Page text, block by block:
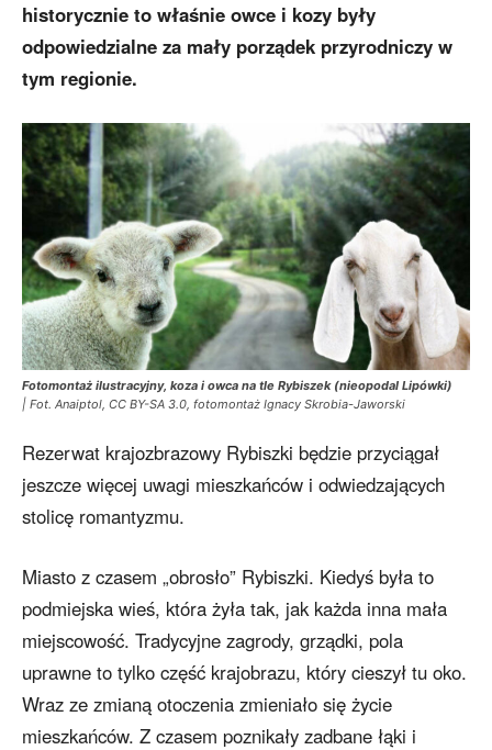
historycznie to właśnie owce i kozy były
odpowiedzialne za mały porządek przyrodniczy w
tym regionie.
Fotomontaż ilustracyjny, koza i owca na tle Rybiszek (nieopodal Lipówki)
| Fot. Anaiptol, CC BY-SA 3.0, fotomontaż Ignacy Skrobia-Jaworski
Rezerwat krajozbrazowy Rybiszki będzie przyciągał
jeszcze więcej uwagi mieszkańców i odwiedzających
stolicę romantyzmu.
Miasto z czasem „obrosło” Rybiszki. Kiedyś była to
podmiejska wieś, która żyła tak, jak każda inna mała
miejscowość. Tradycyjne zagrody, grządki, pola
uprawne to tylko część krajobrazu, który cieszył tu oko.
Wraz ze zmianą otoczenia zmieniało się życie
mieszkańców. Z czasem poznikały zadbane łąki i